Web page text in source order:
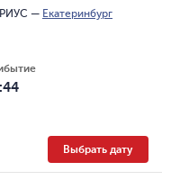
— Екатеринбург
Выбрать дату